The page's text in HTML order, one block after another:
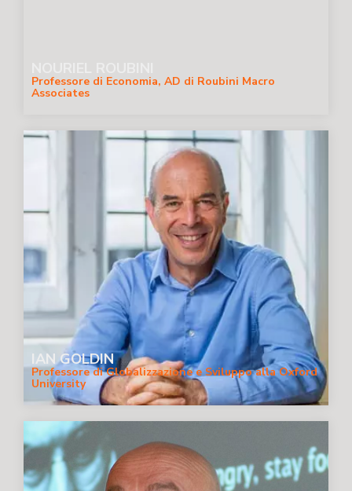
Professore di Economia, AD di Roubini Macro
Associates
IAN GOLDIN
Professore di Globalizzazione e Sviluppo alla Oxford
University